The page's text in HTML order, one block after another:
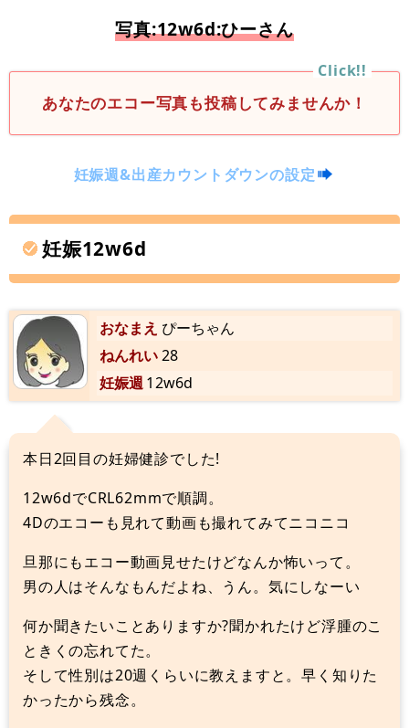
写真:12w6d:ひーさん
あなたのエコー写真も投稿してみませんか！
妊娠週&出産カウントダウンの設定
妊娠12w6d
おなまえ ぴーちゃん
ねんれい28
妊娠週12w6d
本日2回目の妊婦健診でした!
12w6dでCRL62mmで順調。
4Dのエコーも見れて動画も撮れてみてニコニコ
旦那にもエコー動画見せたけどなんか怖いって。
男の人はそんなもんだよね、うん。気にしなーい
何か聞きたいことありますか?聞かれたけど浮腫のこ
ときくの忘れてた。
そして性別は20週くらいに教えますと。早く知りた
かったから残念。